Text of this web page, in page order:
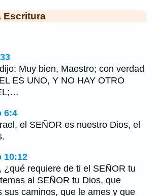
Escritura
Muy bien, Maestro; con verdad
ES UNO, Y NO HAY OTRO
6:4
el SEÑOR es nuestro Dios, el
10:12
¿qué requiere de ti el SEÑOR tu
al SEÑOR tu Dios, que
sus caminos, que le ames y que